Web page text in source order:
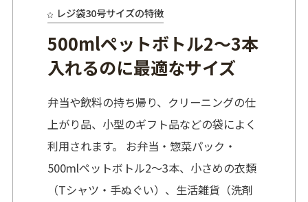
レジ袋30号サイズの特徴
500mlペットボトル2～3本
入れるのに最適なサイズ
弁当や飲料の持ち帰り、クリーニングの仕
上がり品、小型のギフト品などの袋によく
利用されます。 お弁当・惣菜パック・
500mlペットボトル2～3本、小さめの衣類
（Tシャツ・手ぬぐい）、生活雑貨（洗剤